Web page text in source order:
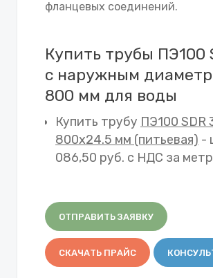
фланцевых соединений.
Купить трубы ПЭ100
с наружным
800 мм для воды
Купить трубу ПЭ100 SDR
800х24.5 мм (питьевая) -
086,50 руб. с НДС за метр
ОТПРАВИТЬ ЗАЯВКУ
СКАЧАТЬ ПРАЙС